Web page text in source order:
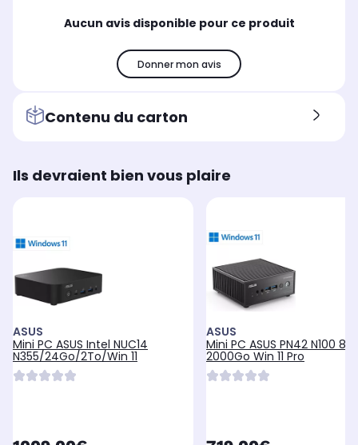
Aucun avis disponible pour ce produit
Donner mon avis
Contenu du carton
Ils devraient bien vous plaire
ASUS
Mini PC ASUS Intel NUC14
N355/24Go/2To/Win 11
ASUS
Mini PC ASUS PN42 N100
2000Go Win 11 Pro